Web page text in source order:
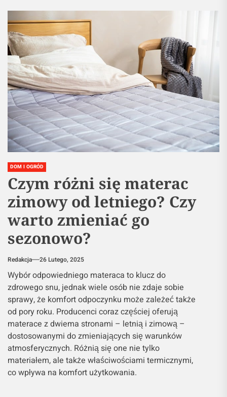
DOM I OGRÓD
Czym różni się materac
zimowy od letniego? Czy
warto zmieniać go
sezonowo?
Redakcja 26 Lutego, 2025
Wybór odpowiedniego materaca to klucz do
zdrowego snu, jednak wiele osób nie zdaje sobie
sprawy, że komfort odpoczynku może zależeć także
od pory roku. Producenci coraz częściej oferują
materace z dwiema stronami – letnią i zimową –
dostosowanymi do zmieniających się warunków
atmosferycznych. Różnią się one nie tylko
materiałem, ale także właściwościami termicznymi,
co wpływa na komfort użytkowania.